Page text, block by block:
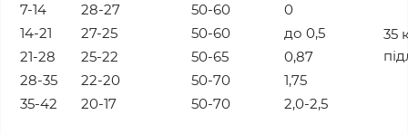
35
7-14 28-27 50-60
0
14-21
27-25 50-60
до 0,5
21-28
25-22 50-65
0,87
28-35
22-20 50-70
1,75
35-42
20-17 50-70 2,0-2,5